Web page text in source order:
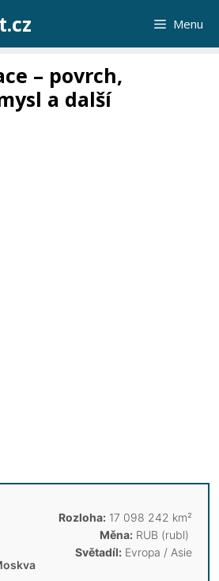
Menu
– povrch,
a další
Rozloha: 17 098 242 km²
Měna: RUB (rubl) ​
Světadíl: Evropa / Asie